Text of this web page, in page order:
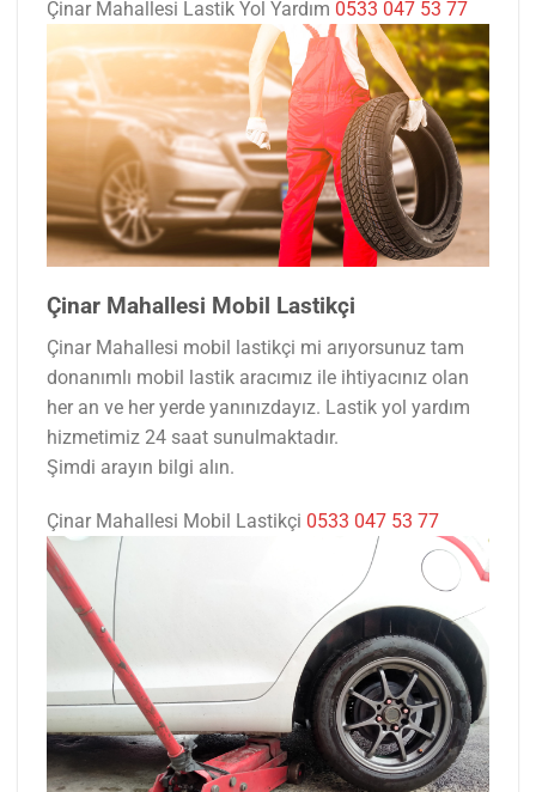
Çinar Mahallesi Lastik Yol Yardım 0533 047 53 77
Çinar Mahallesi Mobil Lastikçi
Çinar Mahallesi mobil lastikçi mi arıyorsunuz tam
donanımlı mobil lastik aracımız ile ihtiyacınız olan
her an ve her yerde yanınızdayız. Lastik yol yardım
hizmetimiz 24 saat sunulmaktadır.
Şimdi arayın bilgi alın.
Çinar Mahallesi Mobil Lastikçi 0533 047 53 77